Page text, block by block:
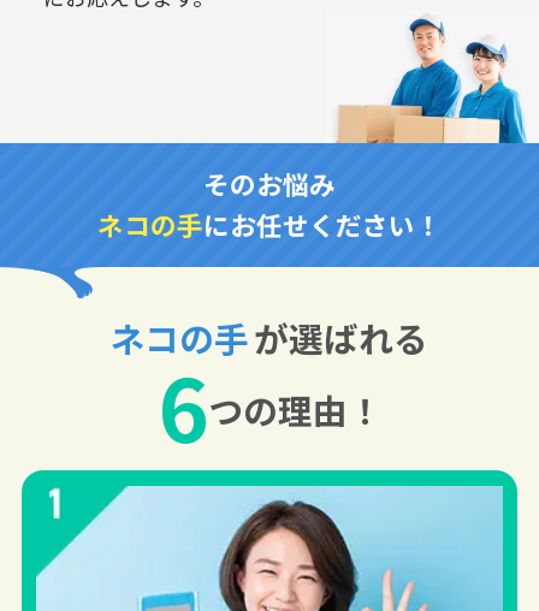
そのお悩み
ネコの手にお任せください！
ネコの手が選ばれる
6つの理由！